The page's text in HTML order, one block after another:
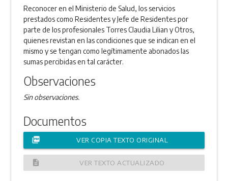
Reconocer en el Ministerio de Salud, los servicios
prestados como Residentes y Jefe de Residentes por
parte de los profesionales Torres Claudia Lilian y Otros,
quienes revistan en las condiciones que se indican en el
mismo y se tengan como legítimamente abonados las
sumas percibidas en tal carácter.
Observaciones
Sin observaciones.
Documentos
picture_as_pdf VER COPIA TEXTO ORIGINAL
description VER TEXTO ACTUALIZADO